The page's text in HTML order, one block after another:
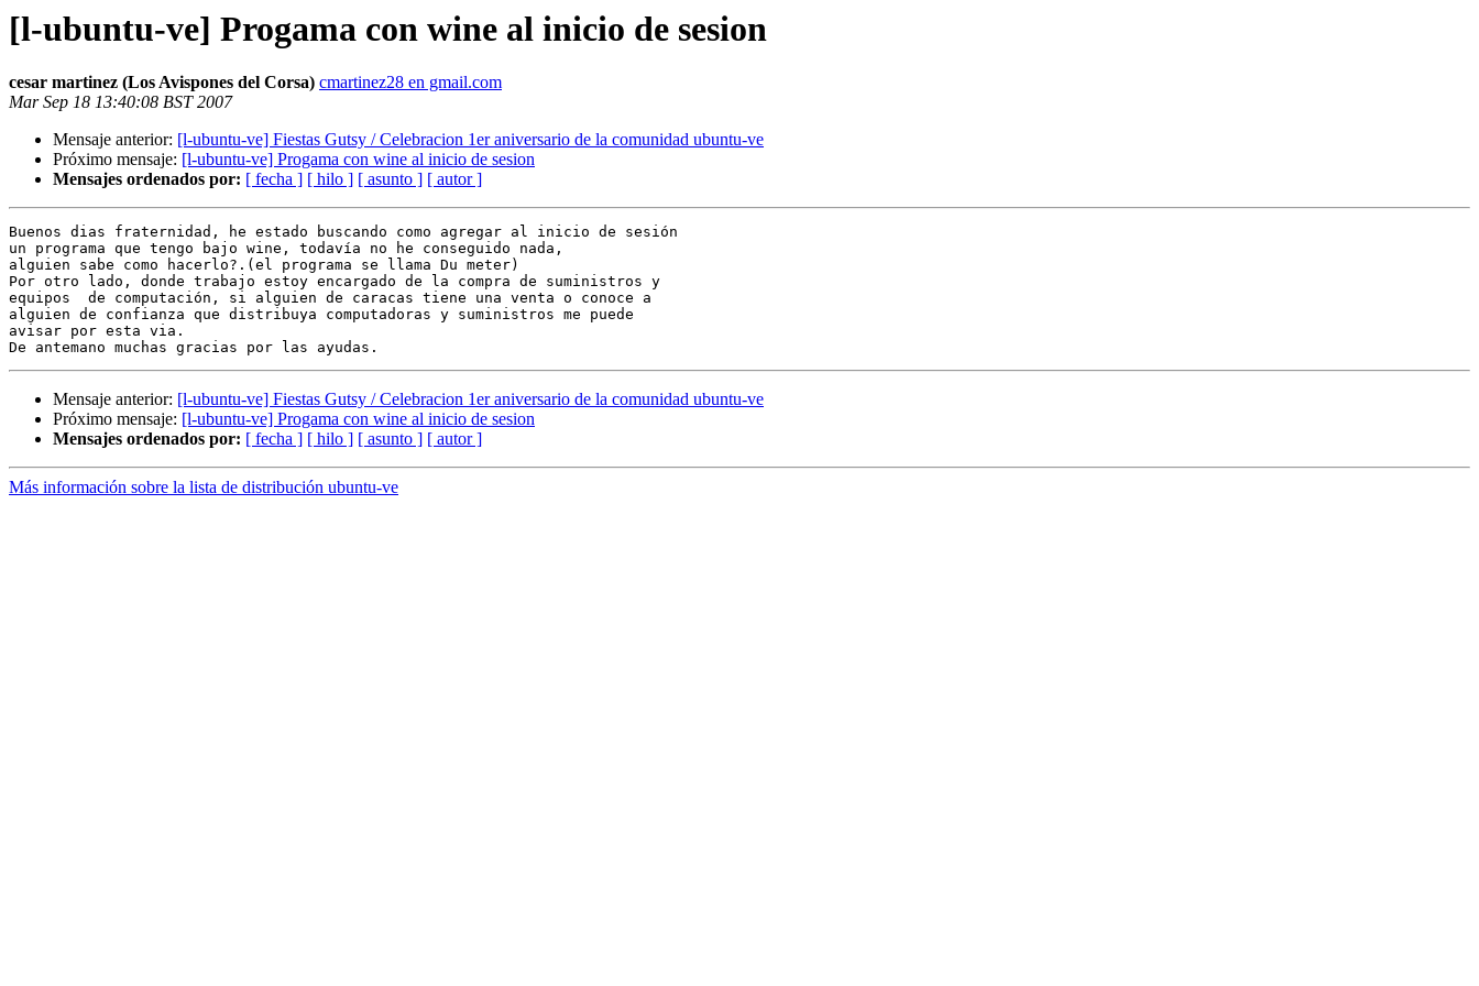
[l-ubuntu-ve] Progama con wine al inicio de sesion
cesar martinez (Los Avispones del Corsa) cmartinez28 en gmail.com
Mar Sep 18 13:40:08 BST 2007
Mensaje anterior: [l-ubuntu-ve] Fiestas Gutsy / Celebracion 1er aniversario de la comunidad ubuntu-ve
Próximo mensaje: [l-ubuntu-ve] Progama con wine al inicio de sesion
Mensajes ordenados por: [ fecha ] [ hilo ] [ asunto ] [ autor ]
Buenos dias fraternidad, he estado buscando como agregar al inicio de sesión
un programa que tengo bajo wine, todavía no he conseguido nada,
alguien sabe como hacerlo?.(el programa se llama Du meter)
Por otro lado, donde trabajo estoy encargado de la compra de suministros y
equipos  de computación, si alguien de caracas tiene una venta o conoce a
alguien de confianza que distribuya computadoras y suministros me puede
avisar por esta via.
Mensaje anterior: [l-ubuntu-ve] Fiestas Gutsy / Celebracion 1er aniversario de la comunidad ubuntu-ve
Próximo mensaje: [l-ubuntu-ve] Progama con wine al inicio de sesion
Mensajes ordenados por: [ fecha ] [ hilo ] [ asunto ] [ autor ]
Más información sobre la lista de distribución ubuntu-ve